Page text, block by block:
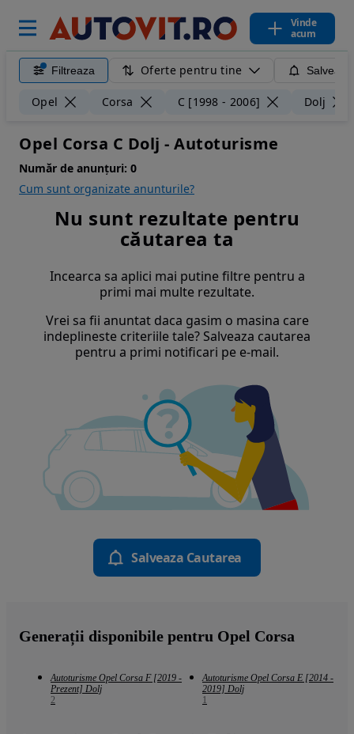
Vinde
acum
Filtreaza Oferte pentru tine
Opel Corsa C [1998 - 2006] Dolj
Opel Corsa C Dolj - Autoturisme
Număr de anunțuri: 0
Cum sunt organizate anunturile?
Nu sunt rezultate pentru
căutarea ta
Incearca sa aplici mai putine filtre pentru a
primi mai multe rezultate.
Vrei sa fii anuntat daca gasim o masina care
indeplineste criteriile tale? Salveaza cautarea
pentru a primi notificari pe e-mail.
Salveaza Cautarea
Generații disponibile pentru Opel Corsa
Autoturisme Opel Corsa F [2019 -
Prezent] Dolj
2
Autoturisme Opel Corsa E [2014 -
2019] Dolj
1